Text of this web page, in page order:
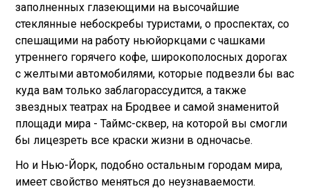
заполненных глазеющими на высочайшие
стеклянные небоскребы туристами, о проспектах, со
спешащими на работу ньюйоркцами с чашками
утреннего горячего кофе, широкополосных дорогах
с желтыми автомобилями, которые подвезли бы вас
куда вам только заблагорассудится, а также
звездных театрах на Бродвее и самой знаменитой
площади мира - Таймc-сквер, на которой вы смогли
бы лицезреть все краски жизни в одночасье.
Но и Нью-Йорк, подобно остальным городам мира,
имеет свойство меняться до неузнаваемости.